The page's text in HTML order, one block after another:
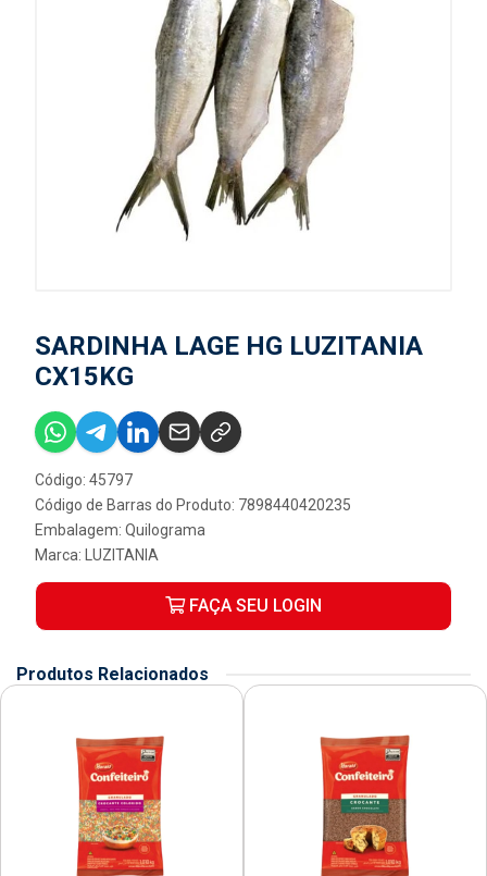
SARDINHA LAGE HG LUZITANIA
CX15KG
Código: 45797
Código de Barras do Produto: 7898440420235
Embalagem: Quilograma
Marca:
LUZITANIA
FAÇA SEU LOGIN
Produtos Relacionados